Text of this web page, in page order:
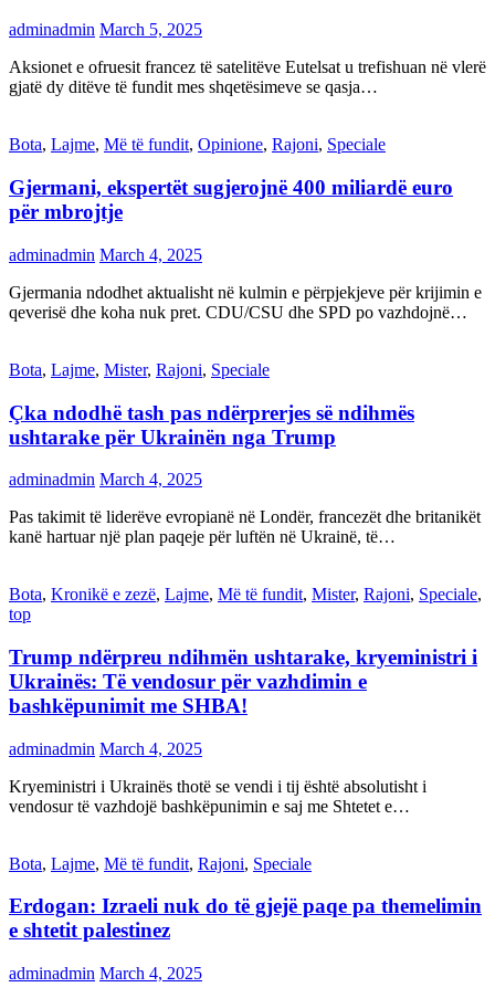
adminadmin March 5, 2025
Aksionet e ofruesit francez të satelitëve Eutelsat u trefishuan në vlerë
gjatë dy ditëve të fundit mes shqetësimeve se qasja…
Bota, Lajme, Më të fundit, Opinione, Rajoni, Speciale
Gjermani, ekspertët sugjerojnë 400 miliardë euro
për mbrojtje
adminadmin March 4, 2025
Gjermania ndodhet aktualisht në kulmin e përpjekjeve për krijimin e
qeverisë dhe koha nuk pret. CDU/CSU dhe SPD po vazhdojnë…
Bota, Lajme, Mister, Rajoni, Speciale
Çka ndodhë tash pas ndërprerjes së ndihmës
ushtarake për Ukrainën nga Trump
adminadmin March 4, 2025
Pas takimit të liderëve evropianë në Londër, francezët dhe britanikët
kanë hartuar një plan paqeje për luftën në Ukrainë, të…
Bota, Kronikë e zezë, Lajme, Më të fundit, Mister, Rajoni, Speciale,
top
Trump ndërpreu ndihmën ushtarake, kryeministri i
Ukrainës: Të vendosur për vazhdimin e
bashkëpunimit me SHBA!
adminadmin March 4, 2025
Kryeministri i Ukrainës thotë se vendi i tij është absolutisht i
vendosur të vazhdojë bashkëpunimin e saj me Shtetet e…
Bota, Lajme, Më të fundit, Rajoni, Speciale
Erdogan: Izraeli nuk do të gjejë paqe pa themelimin
e shtetit palestinez
adminadmin March 4, 2025